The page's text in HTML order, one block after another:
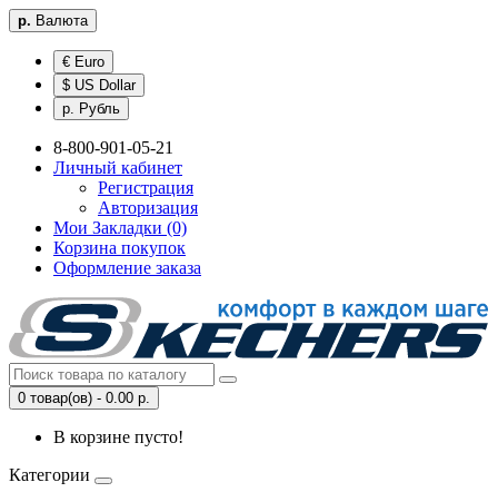
р. Валюта
€ Euro
$ US Dollar
р. Рубль
8-800-901-05-21
Личный кабинет
Регистрация
Авторизация
Мои Закладки (0)
Корзина покупок
Оформление заказа
0 товар(ов) - 0.00 р.
В корзине пусто!
Категории